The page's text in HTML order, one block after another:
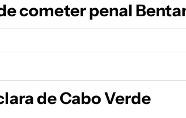
cometer penal
de Cabo Verde